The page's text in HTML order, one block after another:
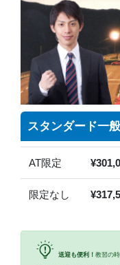
スタンダード一
AT限定
限定なし
送迎も便利！ 教習の